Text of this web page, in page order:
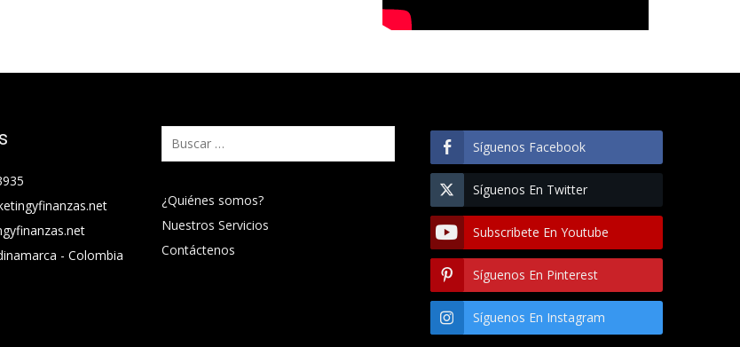
- Colombia
Buscar:
¿Quiénes somos?
Nuestros Servicios
Contáctenos
Síguenos Facebook
Síguenos En Twitter
Subscribete En Youtube
Síguenos En Pinterest
Síguenos En Instagram